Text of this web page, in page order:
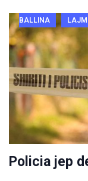
BALLINA
Policia jep